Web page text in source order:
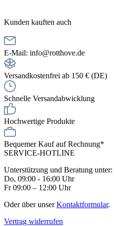
Kunden kauften auch
E-Mail: info@rotthove.de
Versandkostenfrei ab 150 € (DE)
Schnelle Versandabwicklung
Hochwertige Produkte
Bequemer Kauf auf Rechnung*
SERVICE-HOTLINE
Unterstützung und Beratung unter:
Do, 09:00 - 16:00 Uhr
Fr 09:00 – 12:00 Uhr
Oder über unserKontaktformular.
Vertrag widerrufen